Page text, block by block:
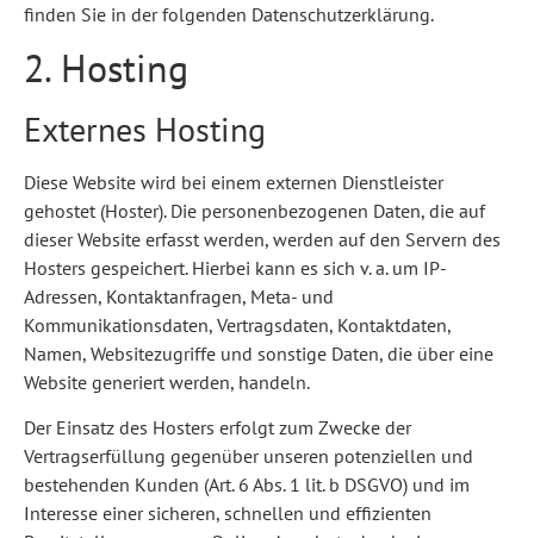
finden Sie in der folgenden Datenschutzerklärung.
2. Hosting
Externes Hosting
Diese Website wird bei einem externen Dienstleister
gehostet (Hoster). Die personenbezogenen Daten, die auf
dieser Website erfasst werden, werden auf den Servern des
Hosters gespeichert. Hierbei kann es sich v. a. um IP-
Adressen, Kontaktanfragen, Meta- und
Kommunikationsdaten, Vertragsdaten, Kontaktdaten,
Namen, Websitezugriffe und sonstige Daten, die über eine
Website generiert werden, handeln.
Der Einsatz des Hosters erfolgt zum Zwecke der
Vertragserfüllung gegenüber unseren potenziellen und
bestehenden Kunden (Art. 6 Abs. 1 lit. b DSGVO) und im
Interesse einer sicheren, schnellen und effizienten